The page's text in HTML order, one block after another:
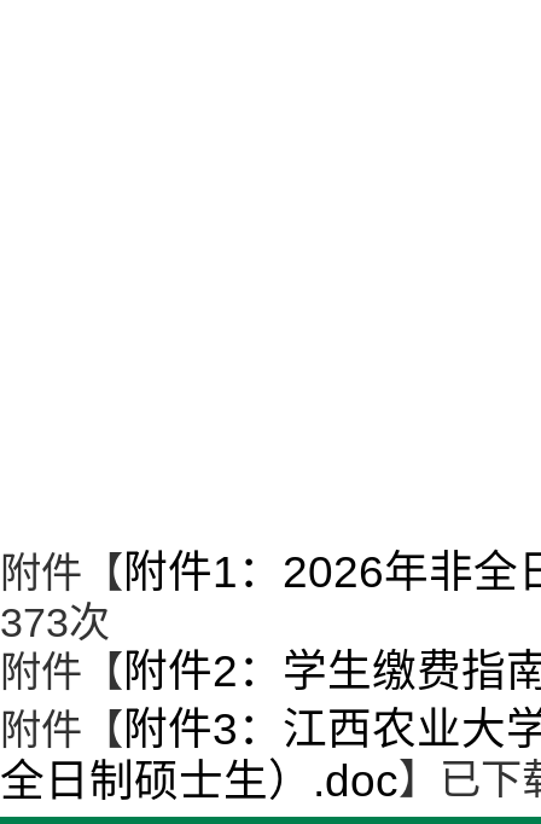
附件【 附件1：2026年非全
373次
附件【 附件2：学生缴费指
附件【 附件3：江西农业大
全日制硕士生）.doc】已下